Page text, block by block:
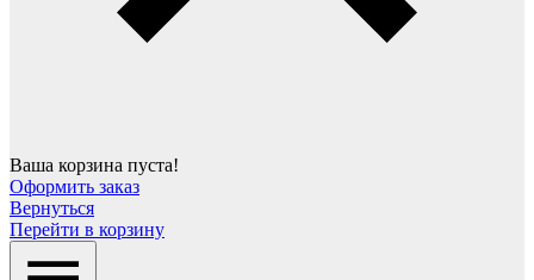
Ваша корзина пуста!
Оформить заказ
Вернуться
Перейти в корзину